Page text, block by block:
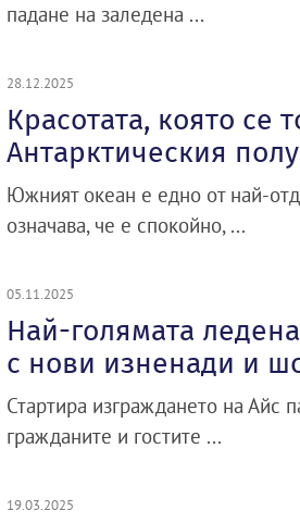
падане на заледена ...
28.12.2025
Красотата, която се
Антарктическия
Южният океан е едно от най-
означава, че е спокойно, ...
05.11.2025
Най-голямата
с нови изненади и
Стартира изграждането на Айс
гражданите и гостите ...
19.03.2025